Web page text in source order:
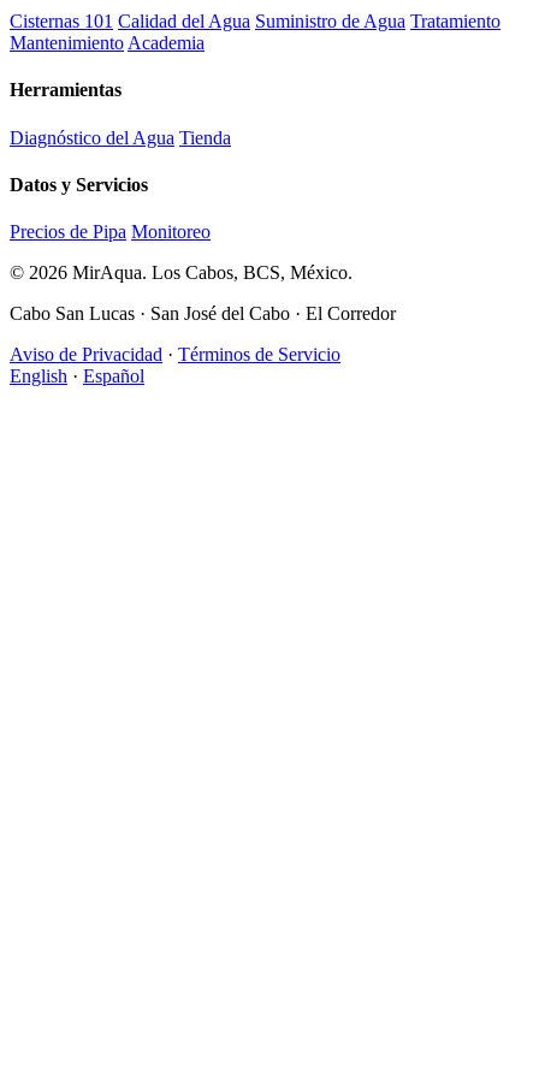
Cisternas 101 Calidad del Agua Suministro de Agua Tratamiento
Mantenimiento Academia
Herramientas
Diagnóstico del Agua Tienda
Datos y Servicios
Precios de Pipa Monitoreo
© 2026 MirAqua. Los Cabos, BCS, México.
Cabo San Lucas · San José del Cabo · El Corredor
Aviso de Privacidad · Términos de Servicio
English · Español